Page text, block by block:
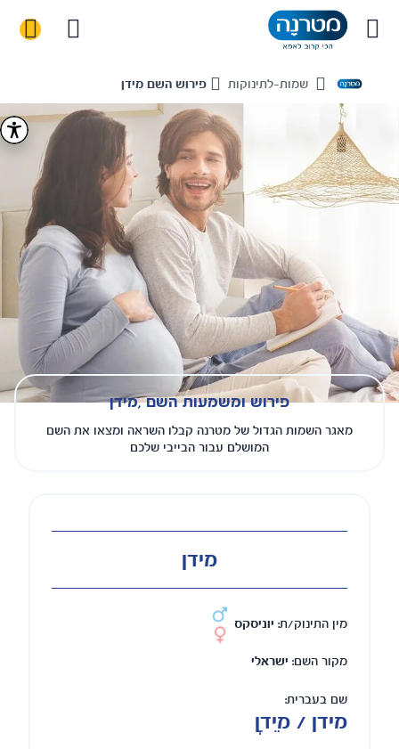
Home שמות-לתינוקות פירוש השם מידן
פירוש ומשמעות השם ,מידן
מאגר השמות הגדול של מטרנה קבלו השראה ומצאו את השם
המושלם עבור הבייבי שלכם
מידן
מין התינוק/ת: יוניסקס
מקור השם: ישראלי
שם בעברית:
מידן / מֵידָן